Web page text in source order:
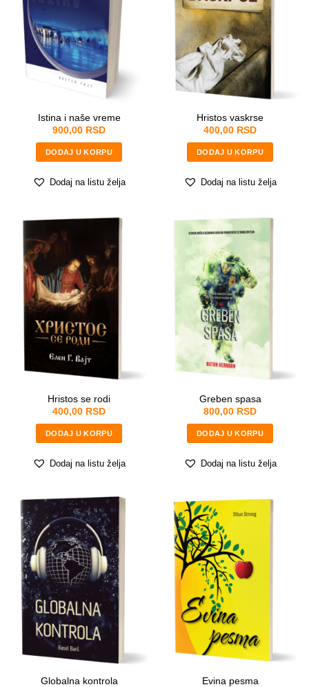
Istina i naše vreme
900,00 RSD
DODAJ U KORPU
Dodaj na listu želja
Hristos vaskrse
400,00 RSD
DODAJ U KORPU
Dodaj na listu želja
Hristos se rodi
400,00 RSD
DODAJ U KORPU
Dodaj na listu želja
Greben spasa
800,00 RSD
DODAJ U KORPU
Dodaj na listu želja
Globalna kontrola
Evina pesma